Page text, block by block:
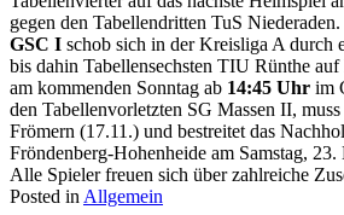
gegen den Tabellendritten TuS Niederaden.
GSC I schob sich in der Kreisliga A durch
bis dahin Tabellensechsten TIU Rünthe
am kommenden Sonntag ab 14:45 Uhr im
den Tabellenvorletzten SG Massen II,
Frömern (17.11.) und bestreitet das
Fröndenberg-Hohenheide am Samstag, 23.
Alle Spieler freuen sich über zahlreiche
Posted inAllgemein